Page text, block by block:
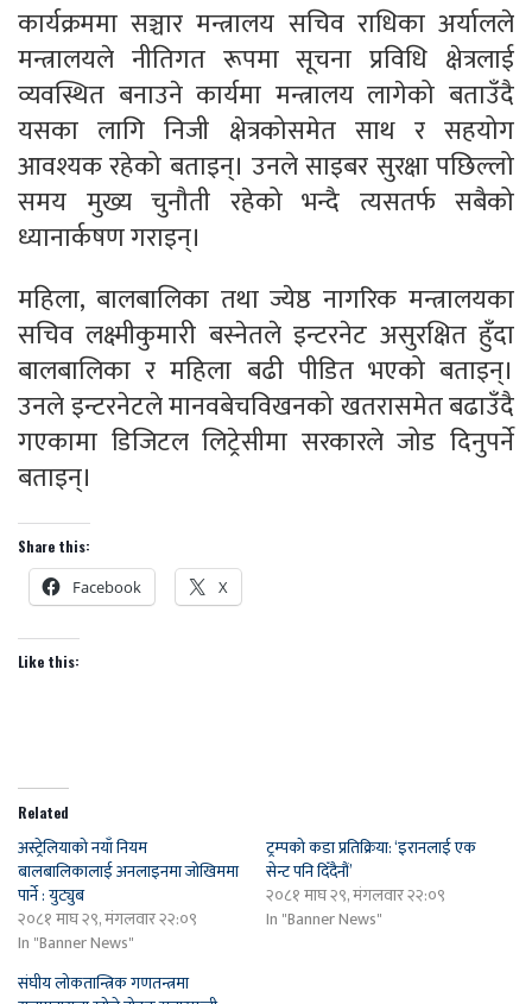
कार्यक्रममा सञ्चार मन्त्रालय सचिव राधिका अर्यालले
मन्त्रालयले नीतिगत रूपमा सूचना प्रविधि क्षेत्रलाई
व्यवस्थित बनाउने कार्यमा मन्त्रालय लागेको बताउँदै
यसका लागि निजी क्षेत्रकोसमेत साथ र सहयोग
आवश्यक रहेको बताइन्। उनले साइबर सुरक्षा पछिल्लो
समय मुख्य चुनौती रहेको भन्दै त्यसतर्फ सबैको
ध्यानार्कषण गराइन्।
महिला, बालबालिका तथा ज्येष्ठ नागरिक मन्त्रालयका
सचिव लक्ष्मीकुमारी बस्नेतले इन्टरनेट असुरक्षित हुँदा
बालबालिका र महिला बढी पीडित भएको बताइन्।
उनले इन्टरनेटले मानवबेचविखनको खतरासमेत बढाउँदै
गएकामा डिजिटल लिट्रेसीमा सरकारले जोड दिनुपर्ने
बताइन्।
Share this:
Facebook X
Like this:
Related
अस्ट्रेलियाको नयाँ नियम
बालबालिकालाई अनलाइनमा जोखिममा
पार्ने : युट्युब
२०८१ माघ २९, मंगलवार २२:०९
In "Banner News"
ट्रम्पको कडा प्रतिक्रिया: ‘इरानलाई एक
सेन्ट पनि दिँदैनौं’
२०८१ माघ २९, मंगलवार २२:०९
In "Banner News"
संघीय लोकतान्त्रिक गणतन्त्रमा